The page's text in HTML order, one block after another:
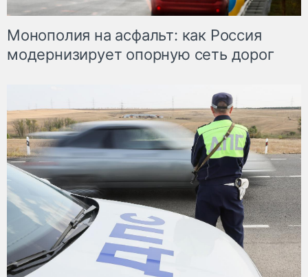
Монополия на асфальт: как Россия
модернизирует опорную сеть дорог